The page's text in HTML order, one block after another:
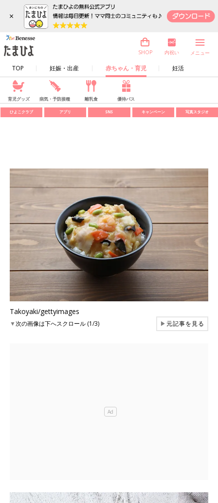
×
TOP 妊娠・出産 赤ちゃん・育児 妊活
SHOP 内祝い メニュー
育児グッズ 病気・予防接種 離乳食 優待パス
ひよこクラブ アプリ SNS キャンペーン 写真スタジオ
Takoyaki/gettyimages
▼次の画像は下へスクロール (1/3) ▶元記事を見る